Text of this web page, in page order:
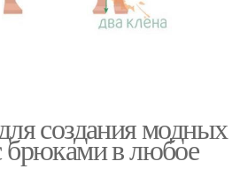
создания модных
брюками в любое